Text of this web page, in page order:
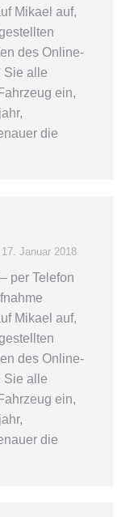
Mikael auf,
des Online-
Sie alle
ein,
die
17. Januar 2018
per Telefon
Mikael auf,
des Online-
Sie alle
ein,
die